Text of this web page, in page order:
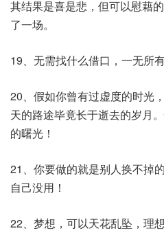
其结果是喜是悲，但可以慰藉
了一场。
19、无需找什么借口，一无所
20、假如你曾有过虚度的时光
天的路途毕竟长于逝去的岁月
的曙光！
21、你要做的就是别人换不掉
自己没用！
22、梦想，可以天花乱坠，理